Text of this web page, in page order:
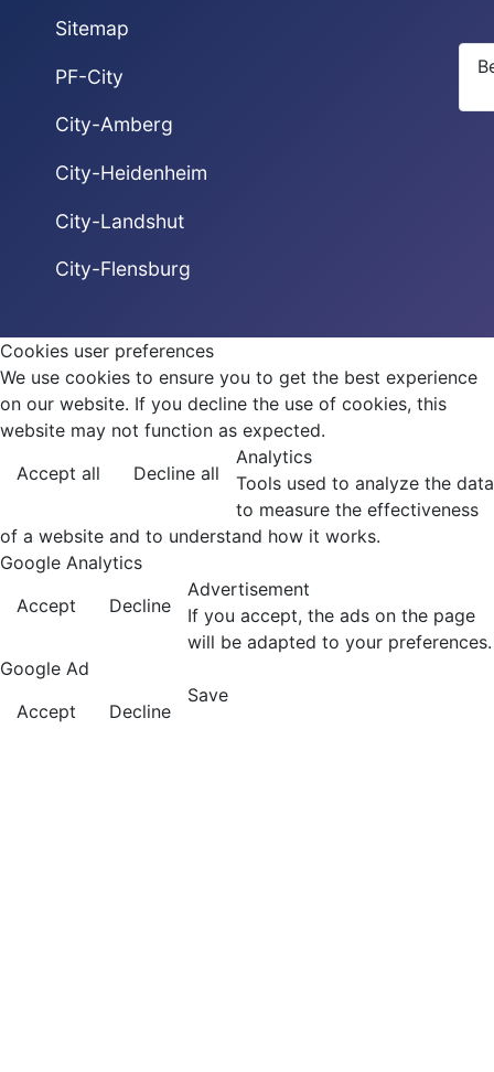
Sitemap
PF-City
City-Amberg
City-Heidenheim
City-Landshut
City-Flensburg
Cookies user preferences
We use cookies to ensure you to get the best experience
on our website. If you decline the use of cookies, this
website may not function as expected.
Accept all
Decline all
Analytics
Tools used to analyze the data
to measure the effectiveness
of a website and to understand how it works.
Google Analytics
Accept
Decline
Advertisement
If you accept, the ads on the page
will be adapted to your preferences.
Google Ad
Accept
Decline
Save